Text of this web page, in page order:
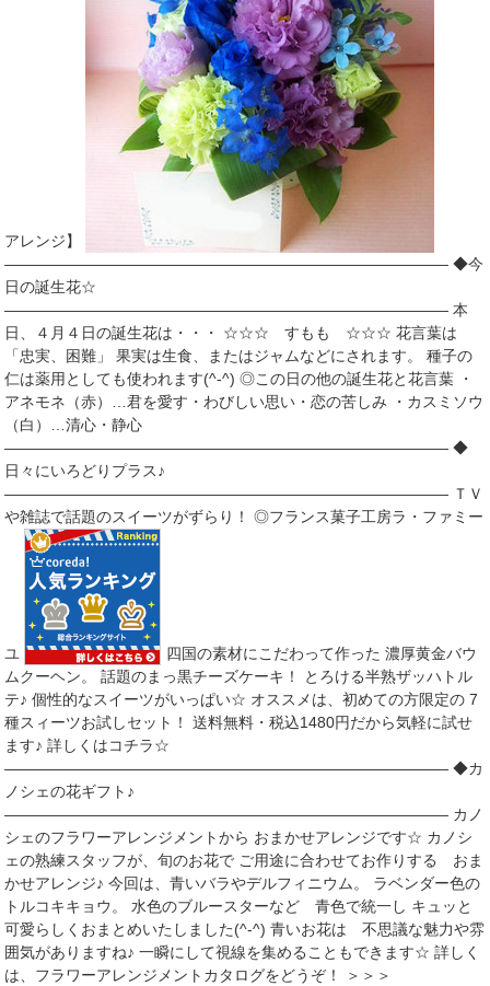
アレンジ】
――――――――――――――――――――――――――――― ◆今
日の誕生花☆
――――――――――――――――――――――――――――― 本
日、４月４日の誕生花は・・・ ☆☆☆ すもも ☆☆☆ 花言葉は
「忠実、困難」 果実は生食、またはジャムなどにされます。 種子の
仁は薬用としても使われます(^-^) ◎この日の他の誕生花と花言葉 ・
アネモネ（赤）…君を愛す・わびしい思い・恋の苦しみ ・カスミソウ
（白）…清心・静心
――――――――――――――――――――――――――――― ◆
日々にいろどりプラス♪
――――――――――――――――――――――――――――― ＴＶ
や雑誌で話題のスイーツがずらり！ ◎フランス菓子工房ラ・ファミー
ユ
四国の素材にこだわって作った 濃厚黄金バウ
ムクーヘン。 話題のまっ黒チーズケーキ！ とろける半熟ザッハトル
テ♪ 個性的なスイーツがいっぱい☆ オススメは、初めての方限定の 7
種スィーツお試しセット！ 送料無料・税込1480円だから気軽に試せ
ます♪ 詳しくはコチラ☆
――――――――――――――――――――――――――――― ◆カ
ノシェの花ギフト♪
――――――――――――――――――――――――――――― カノ
シェのフラワーアレンジメントから おまかせアレンジです☆ カノシ
ェの熟練スタッフが、旬のお花で ご用途に合わせてお作りする おま
かせアレンジ♪ 今回は、青いバラやデルフィニウム。 ラベンダー色の
トルコキキョウ。 水色のブルースターなど 青色で統一し キュッと
可愛らしくおまとめいたしました(^-^) 青いお花は 不思議な魅力や雰
囲気がありますね♪ 一瞬にして視線を集めることもできます☆ 詳しく
は、フラワーアレンジメントカタログをどうぞ！ ＞＞＞